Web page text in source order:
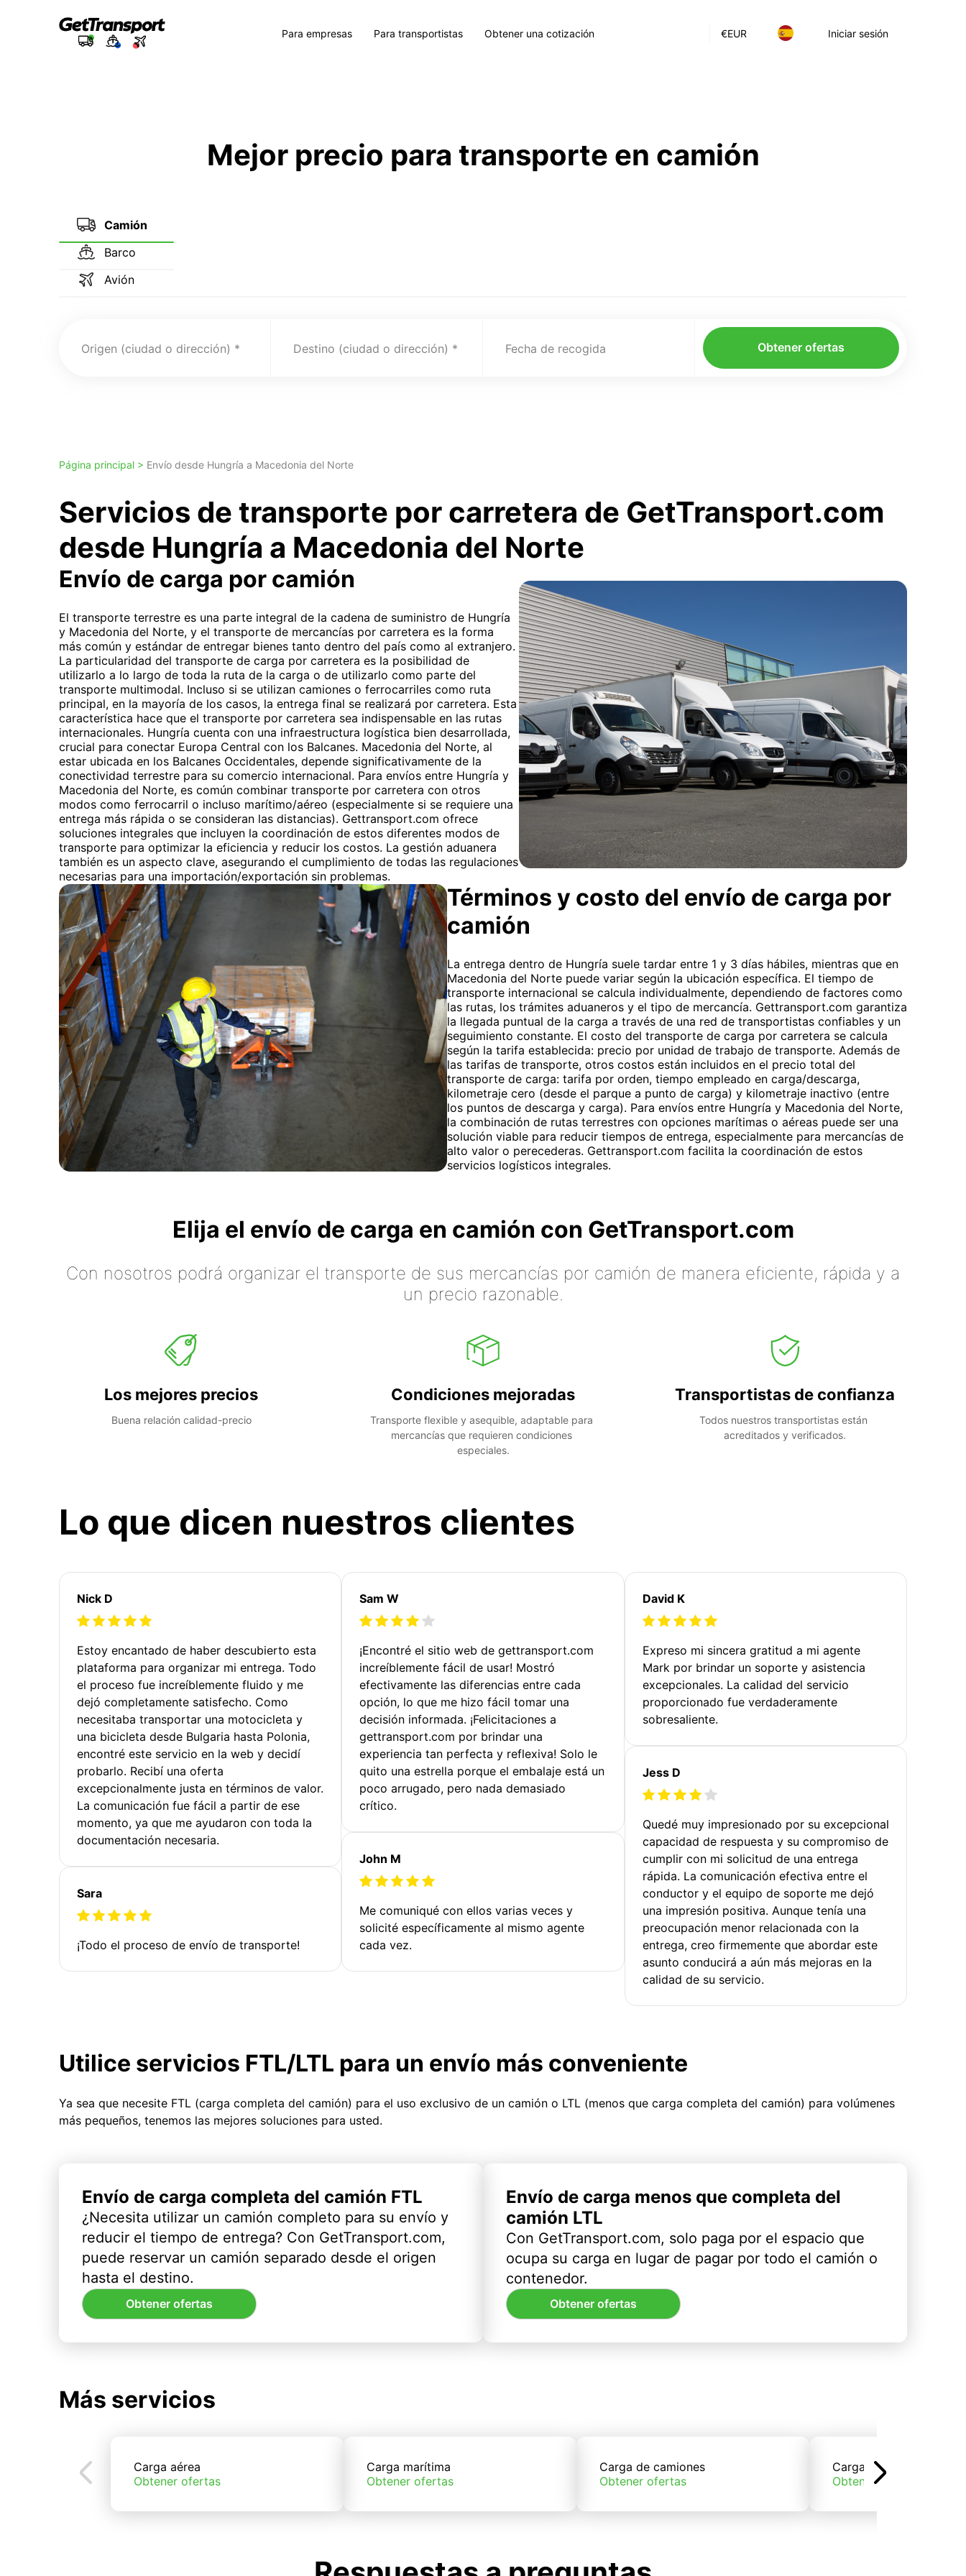
€EUR Iniciar sesión
Para empresas Para transportistas Obtener una cotización
Mejor precio para transporte en camión
Camión
Barco
Avión
Origen (ciudad o dirección) Destino (ciudad o dirección) Fecha de recogida Obtener ofertas
Página principal > Envío desde Hungría a Macedonia del Norte
Servicios de transporte por carretera de GetTransport.com
desde Hungría a Macedonia del Norte
Envío de carga por camión
El transporte terrestre es una parte integral de la cadena de suministro de Hungría
y Macedonia del Norte, y el transporte de mercancías por carretera es la forma
más común y estándar de entregar bienes tanto dentro del país como al extranjero.
La particularidad del transporte de carga por carretera es la posibilidad de
utilizarlo a lo largo de toda la ruta de la carga o de utilizarlo como parte del
transporte multimodal. Incluso si se utilizan camiones o ferrocarriles como ruta
principal, en la mayoría de los casos, la entrega final se realizará por carretera. Esta
característica hace que el transporte por carretera sea indispensable en las rutas
internacionales. Hungría cuenta con una infraestructura logística bien desarrollada,
crucial para conectar Europa Central con los Balcanes. Macedonia del Norte, al
estar ubicada en los Balcanes Occidentales, depende significativamente de la
conectividad terrestre para su comercio internacional. Para envíos entre Hungría y
Macedonia del Norte, es común combinar transporte por carretera con otros
modos como ferrocarril o incluso marítimo/aéreo (especialmente si se requiere una
entrega más rápida o se consideran las distancias). Gettransport.com ofrece
soluciones integrales que incluyen la coordinación de estos diferentes modos de
transporte para optimizar la eficiencia y reducir los costos. La gestión aduanera
también es un aspecto clave, asegurando el cumplimiento de todas las regulaciones
necesarias para una importación/exportación sin problemas.
Términos y costo del envío de carga por
camión
La entrega dentro de Hungría suele tardar entre 1 y 3 días hábiles, mientras que en
Macedonia del Norte puede variar según la ubicación específica. El tiempo de
transporte internacional se calcula individualmente, dependiendo de factores como
las rutas, los trámites aduaneros y el tipo de mercancía. Gettransport.com garantiza
la llegada puntual de la carga a través de una red de transportistas confiables y un
seguimiento constante. El costo del transporte de carga por carretera se calcula
según la tarifa establecida: precio por unidad de trabajo de transporte. Además de
las tarifas de transporte, otros costos están incluidos en el precio total del
transporte de carga: tarifa por orden, tiempo empleado en carga/descarga,
kilometraje cero (desde el parque a punto de carga) y kilometraje inactivo (entre
los puntos de descarga y carga). Para envíos entre Hungría y Macedonia del Norte,
la combinación de rutas terrestres con opciones marítimas o aéreas puede ser una
solución viable para reducir tiempos de entrega, especialmente para mercancías de
alto valor o perecederas. Gettransport.com facilita la coordinación de estos
servicios logísticos integrales.
Elija el envío de carga en camión con GetTransport.com
Con nosotros podrá organizar el transporte de sus mercancías por camión de manera eficiente, rápida y a
un precio razonable.
Los mejores precios
Buena relación calidad-precio
Condiciones mejoradas
Transporte flexible y asequible, adaptable para
mercancías que requieren condiciones
especiales.
Transportistas de confianza
Todos nuestros transportistas están
acreditados y verificados.
Lo que dicen nuestros clientes
Nick D
Estoy encantado de haber descubierto esta
plataforma para organizar mi entrega. Todo
el proceso fue increíblemente fluido y me
dejó completamente satisfecho. Como
necesitaba transportar una motocicleta y
una bicicleta desde Bulgaria hasta Polonia,
encontré este servicio en la web y decidí
probarlo. Recibí una oferta
excepcionalmente justa en términos de valor.
La comunicación fue fácil a partir de ese
momento, ya que me ayudaron con toda la
documentación necesaria.
Sara
¡Todo el proceso de envío de transporte!
Sam W
¡Encontré el sitio web de gettransport.com
increíblemente fácil de usar! Mostró
efectivamente las diferencias entre cada
opción, lo que me hizo fácil tomar una
decisión informada. ¡Felicitaciones a
gettransport.com por brindar una
experiencia tan perfecta y reflexiva! Solo le
quito una estrella porque el embalaje está un
poco arrugado, pero nada demasiado
crítico.
John M
Me comuniqué con ellos varias veces y
solicité específicamente al mismo agente
cada vez.
David K
Expreso mi sincera gratitud a mi agente
Mark por brindar un soporte y asistencia
excepcionales. La calidad del servicio
proporcionado fue verdaderamente
sobresaliente.
Jess D
Quedé muy impresionado por su excepcional
capacidad de respuesta y su compromiso de
cumplir con mi solicitud de una entrega
rápida. La comunicación efectiva entre el
conductor y el equipo de soporte me dejó
una impresión positiva. Aunque tenía una
preocupación menor relacionada con la
entrega, creo firmemente que abordar este
asunto conducirá a aún más mejoras en la
calidad de su servicio.
Utilice servicios FTL/LTL para un envío más conveniente
Ya sea que necesite FTL (carga completa del camión) para el uso exclusivo de un camión o LTL (menos que carga completa del camión) para volúmenes
más pequeños, tenemos las mejores soluciones para usted.
Envío de carga completa del camión FTL
¿Necesita utilizar un camión completo para su envío y
reducir el tiempo de entrega? Con GetTransport.com,
puede reservar un camión separado desde el origen
hasta el destino.
Obtener ofertas
Envío de carga menos que completa del
camión LTL
Con GetTransport.com, solo paga por el espacio que
ocupa su carga en lugar de pagar por todo el camión o
contenedor.
Obtener ofertas
Más servicios
Carga aérea
Obtener ofertas
Carga marítima
Obtener ofertas
Carga de camiones
Obtener ofertas
Carga de trenes
Obtener ofertas